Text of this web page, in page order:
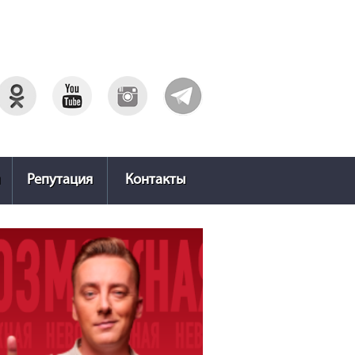
Репутация Контакты